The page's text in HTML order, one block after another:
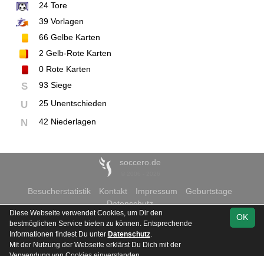
Team Kreisliga A 2
24 Tore
39 Vorlagen
66 Gelbe Karten
2 Gelb-Rote Karten
0 Rote Karten
S 93 Siege
U 25 Unentschieden
N 42 Niederlagen
soccero.de
Besucherstatistik Kontakt Impressum
Geburtstage
Datenschutz
OK
Diese Webseite verwendet Cookies, um Dir den
bestmöglichen Service bieten zu können. Entsprechende
Informationen findest Du unter Datenschutz.
Mit der Nutzung der Webseite erklärst Du Dich mit der